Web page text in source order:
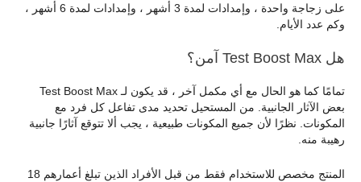
على زجاجة واحدة ، وإمدادات لمدة 3 أشهر ، وإمدادات لمدة 6 أشهر ،
وكم عدد الأيام.
هل Test Boost Max آمن؟
تمامًا كما هو الحال مع أي مكمل آخر ، قد يكون لـ Test Boost Max
بعض الآثار الجانبية. من المستحيل تحديد مدى تفاعل كل فرد مع
المكونات. نظرًا لأن جميع المكونات طبيعية ، يجب ألا تتوقع آثارًا جانبية
رهيبة منه.
المنتج مخصص للاستخدام فقط من قبل الأفراد الذين تبلغ أعمارهم 18